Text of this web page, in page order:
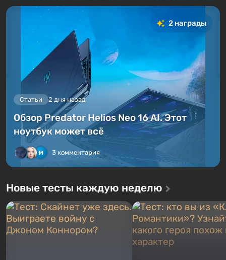
2 награды
Статьи 2 дня назад
Обзор Predator Helios Neo 16 AI. Этот
ноутбук может всё
3 комментария
Новые тесты каждую неделю